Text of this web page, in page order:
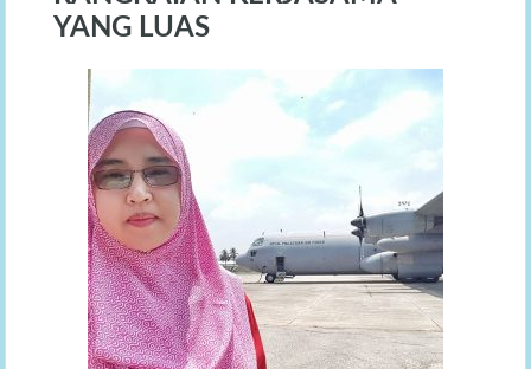
YANG LUAS